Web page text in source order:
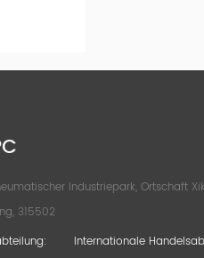
Industriepark, Ortschaft
315502
Internationale